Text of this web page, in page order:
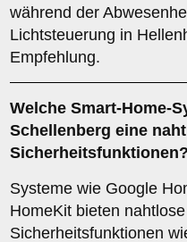
während der
Lichtsteuerung in
Empfehlung.
Welche Smart-Home-
Schellenberg eine
Systeme wie Google
HomeKit bieten
Sicherheitsfunktionen